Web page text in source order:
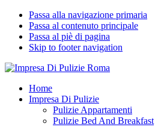
Passa alla navigazione primaria
Passa al contenuto principale
Passa al piè di pagina
Skip to footer navigation
Impresa Di Pulizie Roma
✅ Abitazioni e Attività Commerciali
Home
Impresa Di Pulizie
Pulizie Appartamenti
Pulizie Bed And Breakfast